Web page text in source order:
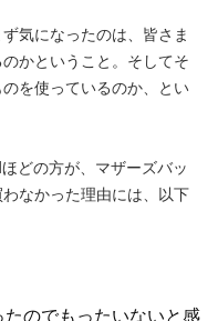
気になったのは、皆さま
かということ。そしてそ
を使っているのか、とい
どの方が、マザーズバッ
なかった理由には、以下
たのでもったいないと感